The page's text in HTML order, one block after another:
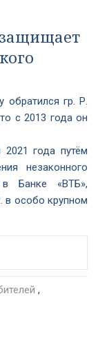
обратился гр. Р.
с 2013 года он
года путём
незаконного
Банке «ВТБ»,
в особо крупном
,